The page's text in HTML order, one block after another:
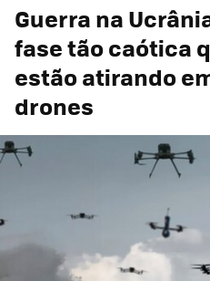
Guerra na
fase tão caótica
estão atirando
drones